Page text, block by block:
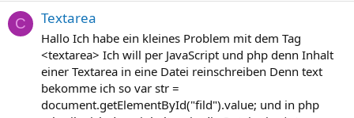
C Textarea
Hallo Ich habe ein kleines Problem mit dem Tag
<textarea> Ich will per JavaScript und php denn Inhalt
einer Textarea in eine Datei reinschreiben Denn text
bekomme ich so var str =
document.getElementById("fild").value; und in php